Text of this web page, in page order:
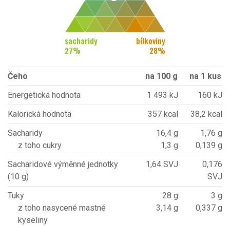
sacharidy
27%
bílkoviny
28%
Čeho na 100 g
na 1 kus
Energetická hodnota
1 493 kJ
160 kJ
Kalorická hodnota
357 kcal
38,2 kcal
Sacharidy
z toho cukry
16,4 g
1,3 g
1,76 g
0,139 g
Sacharidové výměnné jednotky
(10 g)
1,64 SVJ
0,176
SVJ
Tuky
z toho nasycené mastné
kyseliny
28 g
3,14 g
3 g
0,337 g